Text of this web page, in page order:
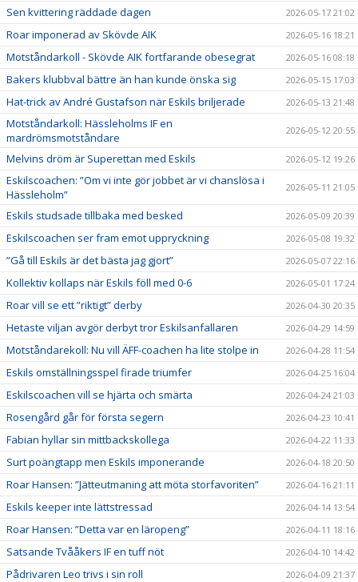
Sen kvittering räddade dagen 2026-05-17 21:02
Roar imponerad av Skövde AIK 2026-05-16 18:21
Motståndarkoll - Skövde AIK fortfarande obesegrat 2026-05-16 08:18
Bakers klubbval bättre än han kunde önska sig 2026-05-15 17:03
Hat-trick av André Gustafson när Eskils briljerade 2026-05-13 21:48
Motståndarkoll: Hässleholms IF en
mardrömsmotståndare
2026-05-12 20:55
Melvins dröm är Superettan med Eskils 2026-05-12 19:26
Eskilscoachen: ”Om vi inte gör jobbet är vi chanslösa i
Hässleholm”
2026-05-11 21:05
Eskils studsade tillbaka med besked 2026-05-09 20:39
Eskilscoachen ser fram emot uppryckning 2026-05-08 19:32
”Gå till Eskils är det bästa jag gjort” 2026-05-07 22:16
Kollektiv kollaps när Eskils föll med 0-6 2026-05-01 17:24
Roar vill se ett ”riktigt” derby 2026-04-30 20:35
Hetaste viljan avgör derbyt tror Eskilsanfallaren 2026-04-29 14:59
Motståndarekoll: Nu vill ÄFF-coachen ha lite stolpe in 2026-04-28 11:54
Eskils omställningsspel firade triumfer 2026-04-25 16:04
Eskilscoachen vill se hjärta och smärta 2026-04-24 21:03
Rosengård går för första segern 2026-04-23 10:41
Fabian hyllar sin mittbackskollega 2026-04-22 11:33
Surt poängtapp men Eskils imponerande 2026-04-18 20:50
Roar Hansen: ”Jätteutmaning att möta storfavoriten” 2026-04-16 21:11
Eskils keeper inte lättstressad 2026-04-14 13:54
Roar Hansen: ”Detta var en läropeng” 2026-04-11 18:16
Satsande Tvååkers IF en tuff nöt 2026-04-10 14:42
Pådrivaren Leo trivs i sin roll 2026-04-09 21:37